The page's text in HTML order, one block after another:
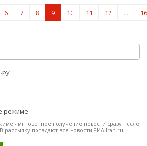
6 7 8 9 10 11 12 ...
режиме
- мгновенное получение новости сразу после
рассылку попадают все новости РИА Iran.ru.